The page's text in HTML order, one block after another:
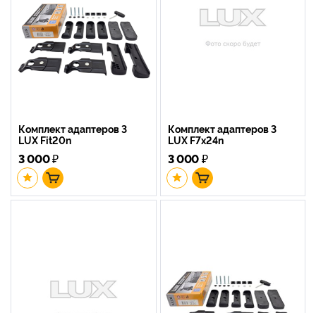
Комплект адаптеров 3
LUX Fit20n
3 000₽
Комплект адаптеров 3
LUX F7x24n
3 000₽